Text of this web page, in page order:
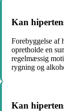
Kan
Forebyggelse af
opretholde en
regelmæssig
rygning og
Kan